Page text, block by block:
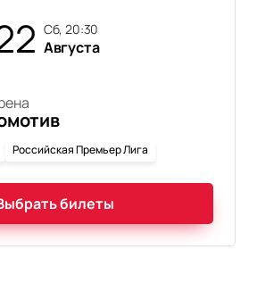
сб, 20:30
Августа
Российская Премьер Лига
билеты